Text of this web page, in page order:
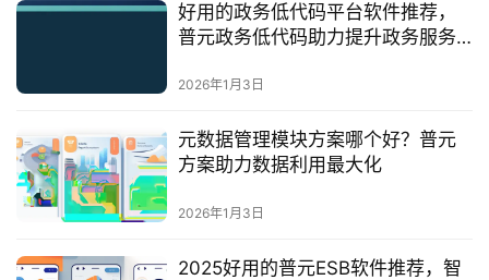
好用的政务低代码平台软件推荐，
普元政务低代码助力提升政务服务
2026年1月3日
元数据管理模块方案哪个好？普元
方案助力数据利用最大化
2026年1月3日
2025好用的普元ESB软件推荐，智